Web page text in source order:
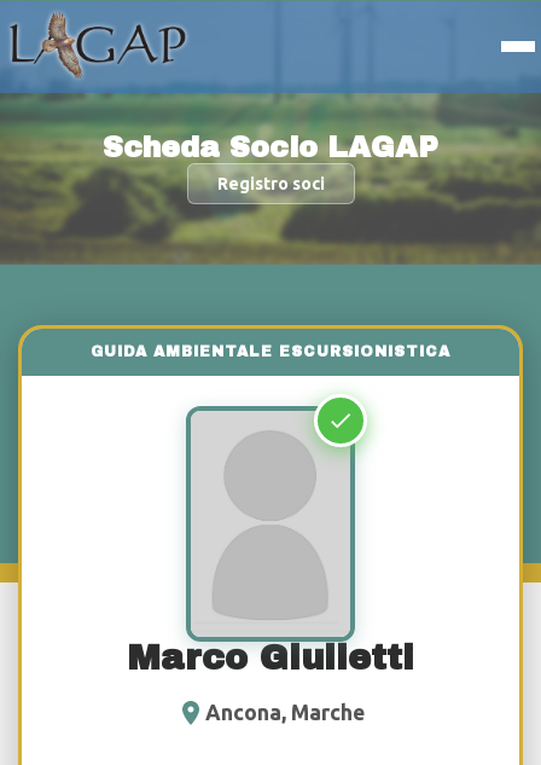
Scheda Socio LAGAP
Registro soci
Marco Giulietti
Ancona, Marche